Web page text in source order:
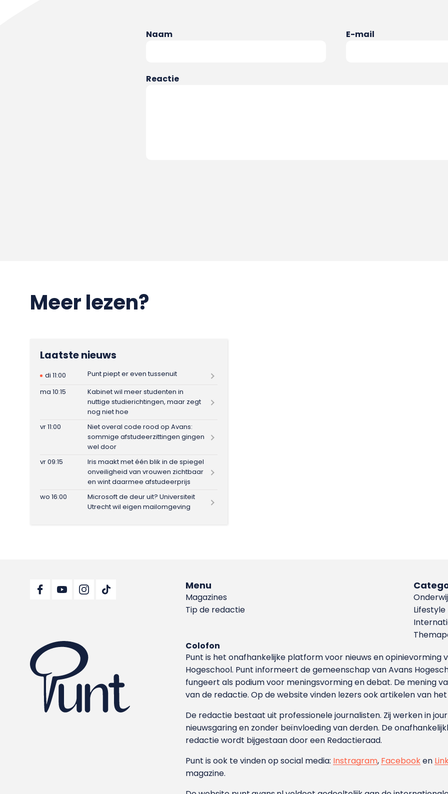
Naam E-mail
Reactie
Meer lezen?
Laatste nieuws
di 11:00
Punt piept er even tussenuit
ma 10:15
Kabinet wil meer studenten in
nuttige studierichtingen, maar zegt
nog niet hoe
vr 11:00
Niet overal code rood op Avans:
sommige afstudeerzittingen gingen
wel door
vr 09:15
Iris maakt met één blik in de spiegel
onveiligheid van vrouwen zichtbaar
en wint daarmee afstudeerprijs
wo 16:00
Microsoft de deur uit? Universiteit
Utrecht wil eigen mailomgeving
Menu
Magazines
Tip de redactie
Lifestyle
Colofon
Punt is het onafhankelijke platform voor nieuws en
Hoge­school. Punt informeert de gemeenschap van Avans
fungeert als podium voor meningsvorming en debat. De mening
van de redactie. Op de website vinden lezers ook artikelen van
De redactie bestaat uit professionele journalisten. Zij werken in
nieuwsgaring en zonder beïnvloeding van derden. De
redactie wordt bijgestaan door een Redactieraad.
Punt is ook te vinden op social media: Instragram, Facebooken
magazine.